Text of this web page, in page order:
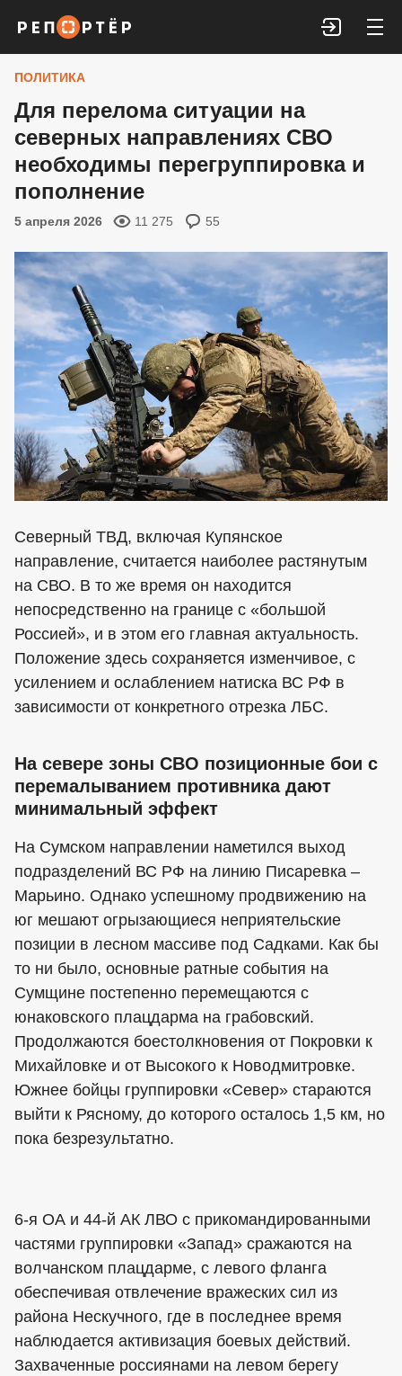
Войти
ПОЛИТИКА
Для перелома ситуации на
северных направлениях СВО
необходимы перегруппировка и
пополнение
5 апреля 2026 11 275 55
Северный ТВД, включая Купянское
направление, считается наиболее растянутым
на СВО. В то же время он находится
непосредственно на границе с «большой
Россией», и в этом его главная актуальность.
Положение здесь сохраняется изменчивое, с
усилением и ослаблением натиска ВС РФ в
зависимости от конкретного отрезка ЛБС.
На севере зоны СВО позиционные бои с
перемалыванием противника дают
минимальный эффект
На Сумском направлении наметился выход
подразделений ВС РФ на линию Писаревка –
Марьино. Однако успешному продвижению на
юг мешают огрызающиеся неприятельские
позиции в лесном массиве под Садками. Как бы
то ни было, основные ратные события на
Сумщине постепенно перемещаются с
юнаковского плацдарма на грабовский.
Продолжаются боестолкновения от Покровки к
Михайловке и от Высокого к Новодмитровке.
Южнее бойцы группировки «Север» стараются
выйти к Рясному, до которого осталось 1,5 км, но
пока безрезультатно.
6-я ОА и 44-й АК ЛВО с прикомандированными
частями группировки «Запад» сражаются на
волчанском плацдарме, с левого фланга
обеспечивая отвлечение вражеских сил из
района Нескучного, где в последнее время
наблюдается активизация боевых действий.
Захваченные россиянами на левом берегу